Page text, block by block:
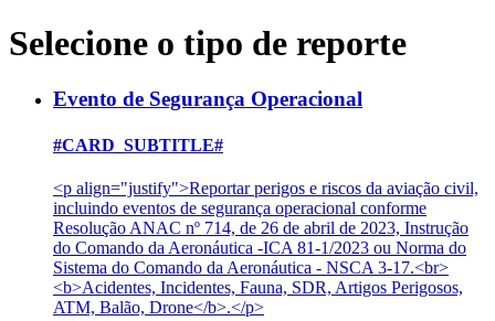
Selecione o tipo de reporte
Evento de Segurança Operacional
#CARD_SUBTITLE#
<p align="justify">Reportar perigos e riscos da aviação civil,
incluindo eventos de segurança operacional conforme
Resolução ANAC nº 714, de 26 de abril de 2023, Instrução
do Comando da Aeronáutica -ICA 81-1/2023 ou Norma do
Sistema do Comando da Aeronáutica - NSCA 3-17.<br>
<b>Acidentes, Incidentes, Fauna, SDR, Artigos Perigosos,
ATM, Balão, Drone</b>.</p>